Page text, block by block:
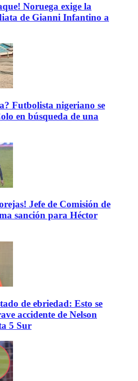
Noruega exige la
de Gianni Infantino a
Futbolista nigeriano se
en búsqueda de una
Jefe de Comisión de
sanción para Héctor
de ebriedad: Esto se
accidente de Nelson
5 Sur